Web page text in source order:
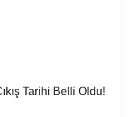
Tarihi Belli Oldu!